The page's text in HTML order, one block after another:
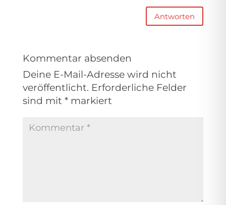
Antworten
Kommentar absenden
Deine E-Mail-Adresse wird nicht
veröffentlicht. Erforderliche Felder
sind mit *markiert